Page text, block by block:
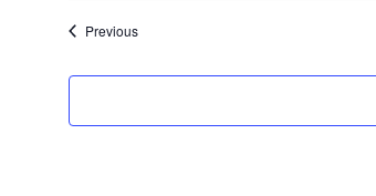
PreviousEvenementen